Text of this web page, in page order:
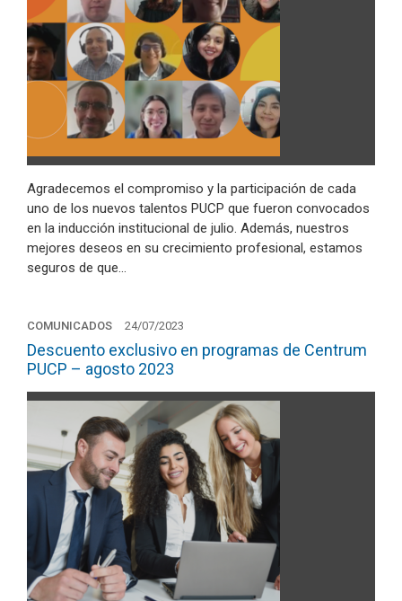
Agradecemos el compromiso y la participación de cada
uno de los nuevos talentos PUCP que fueron convocados
en la inducción institucional de julio. Además, nuestros
mejores deseos en su crecimiento profesional, estamos
seguros de que…
COMUNICADOS 24/07/2023
Descuento exclusivo en programas de Centrum
PUCP – agosto 2023